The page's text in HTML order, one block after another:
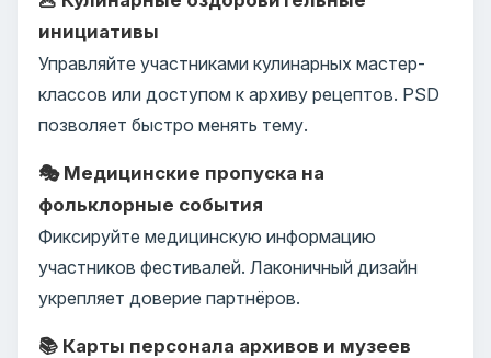
инициативы
Управляйте участниками кулинарных мастер-
классов или доступом к архиву рецептов. PSD
позволяет быстро менять тему.
🎭 Медицинские пропуска на
фольклорные события
Фиксируйте медицинскую информацию
участников фестивалей. Лаконичный дизайн
укрепляет доверие партнёров.
📚 Карты персонала архивов и музеев